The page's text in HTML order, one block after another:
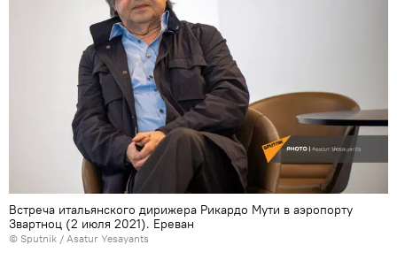
Встреча итальянского дирижера Рикардо Мути в аэропорту
Звартноц (2 июля 2021). Еревaн
© Sputnik / Asatur Yesayants